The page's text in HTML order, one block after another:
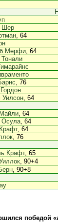
Шер
, 64
Мерфи, 64
, 76
Уилсон, 64
, 64
Осула, 64
, 64
, 76
Крафт, 65
, 90+4
, 90+8
победой